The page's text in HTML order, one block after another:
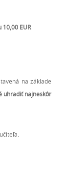
EUR
na základe
uhradiť najneskôr